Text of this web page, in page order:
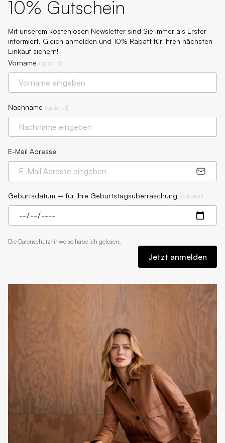
10% Gutschein
Mit unserem kostenlosen Newsletter sind Sie immer als Erster
informiert. Gleich anmelden und 10% Rabatt für Ihren nächsten
Einkauf sichern!
Vorname (optional)
Nachname (optional)
E-Mail Adresse
Geburtsdatum – für Ihre Geburtstagsüberraschung (optional)
Die Datenschutzhinweise habe ich gelesen.
Jetzt anmelden